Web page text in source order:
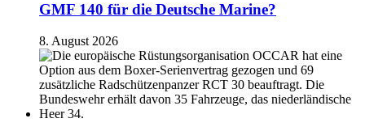
GMF 140 für die Deutsche Marine?
8. August 2026